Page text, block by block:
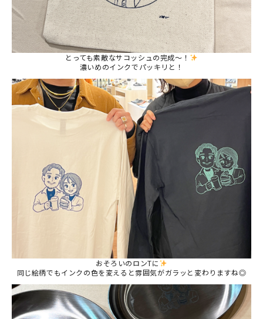
とっても素敵なサコッシュの完成～！
濃いめのインクでパッキリと！
おそろいのロンTに
同じ絵柄でもインクの色を変えると雰囲気がガラッと変わりますね◎